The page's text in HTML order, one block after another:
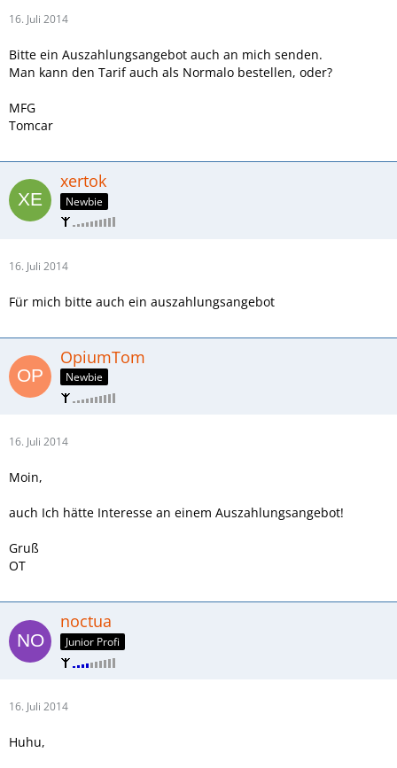
16. Juli 2014
Bitte ein Auszahlungsangebot auch an mich senden.
Man kann den Tarif auch als Normalo bestellen, oder?
MFG
Tomcar
xertok
Newbie
16. Juli 2014
Für mich bitte auch ein auszahlungsangebot
OpiumTom
Newbie
16. Juli 2014
Moin,
auch Ich hätte Interesse an einem Auszahlungsangebot!
Gruß
OT
noctua
Junior Profi
16. Juli 2014
Huhu,